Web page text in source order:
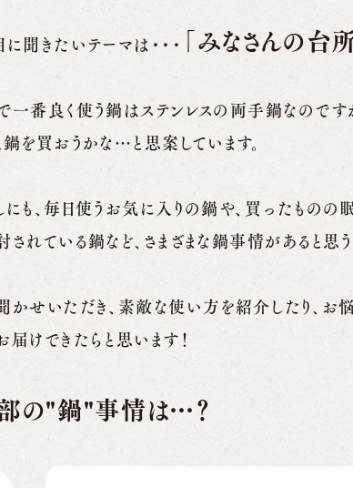
聞きたいテーマは・・・ 「みなさんの
一番良く使う鍋はステンレスの両手鍋なのです
鍋を買おうかな…と思案しています。
にも、毎日使うお気に入りの鍋や、買ったもの
されている鍋など、さまざまな鍋事情があると思う
かせいただき、素敵な使い方を紹介したり、
届けできたらと思います！
の"鍋"事情は…？